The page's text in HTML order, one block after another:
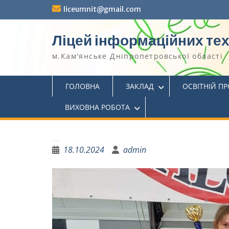
liceumnit@gmail.com
Ліцей інформаційних
м.Кам'янське Дніпропетровської області
ГОЛОВНА ЗАКЛАД ОСВІТНІЙ
ВИХОВНА РОБОТА
18.10.2024 admin